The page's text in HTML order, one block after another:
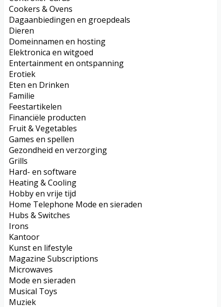
Cookers & Ovens
Dagaanbiedingen en groepdeals
Dieren
Domeinnamen en hosting
Elektronica en witgoed
Entertainment en ontspanning
Erotiek
Eten en Drinken
Familie
Feestartikelen
Financiële producten
Fruit & Vegetables
Games en spellen
Gezondheid en verzorging
Grills
Hard- en software
Heating & Cooling
Hobby en vrije tijd
Home Telephone Mode en sieraden
Hubs & Switches
Irons
Kantoor
Kunst en lifestyle
Magazine Subscriptions
Microwaves
Mode en sieraden
Musical Toys
Muziek